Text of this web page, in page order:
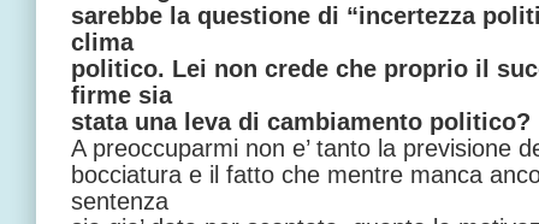
sarebbe la questione di “incertezza
clima
politico. Lei non crede che proprio il
firme sia
stata una leva di cambiamento politico?
A preoccuparmi non e’ tanto la previsione
bocciatura e il fatto che mentre manca
sentenza